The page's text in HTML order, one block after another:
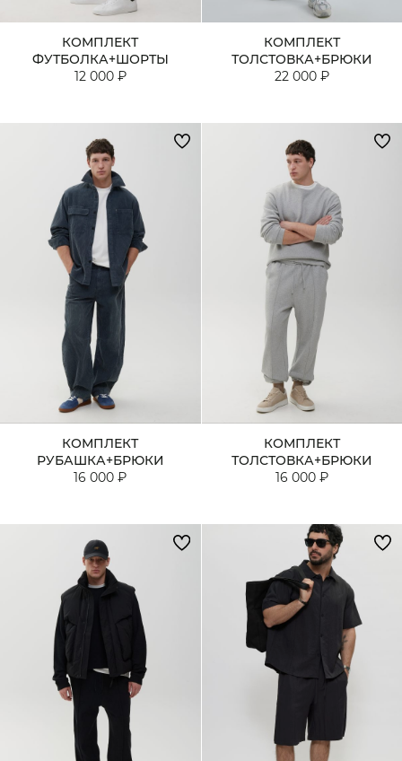
КОМПЛЕКТ
ФУТБОЛКА+ШОРТЫ
12 000 ₽
КОМПЛЕКТ
ТОЛСТОВКА+БРЮКИ
22 000 ₽
КОМПЛЕКТ
РУБАШКА+БРЮКИ
16 000 ₽
КОМПЛЕКТ
ТОЛСТОВКА+БРЮКИ
16 000 ₽